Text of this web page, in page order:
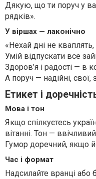
Дякую, що ти поруч у
рядків».
У віршах — лаконічно
«Нехай дні не
Умій відпускати все
Здоров’я і радості — в
А поруч — надійні, свої,
Етикет і
Мова і тон
Якщо спілкуєтесь
вітанні. Тон —
Гумор доречний, якщо
Час і формат
Надсилайте вранці